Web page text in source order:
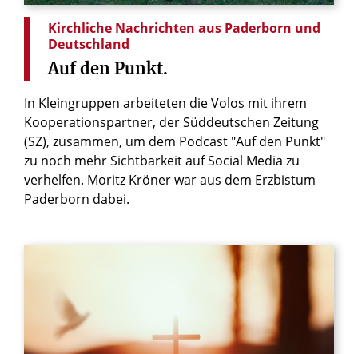
Kirchliche Nachrichten aus Paderborn und
Deutschland
Auf den Punkt.
In Kleingruppen arbeiteten die Volos mit ihrem
Kooperationspartner, der Süddeutschen Zeitung
(SZ), zusammen, um dem Podcast "Auf den Punkt"
zu noch mehr Sichtbarkeit auf Social Media zu
verhelfen. Moritz Kröner war aus dem Erzbistum
Paderborn dabei.